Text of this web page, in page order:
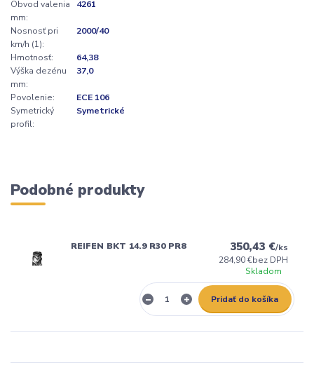
Obvod valenia
mm:
4261
Nosnosť pri
km/h (1):
2000/40
Hmotnosť:
64,38
Výška dezénu
mm:
37,0
Povolenie:
ECE 106
Symetrický
profil:
Symetrické
Podobné produkty
REIFEN BKT 14.9 R30 PR8 350,43 €/ks
284,90 €bez DPH
Skladom
Pridať do košíka